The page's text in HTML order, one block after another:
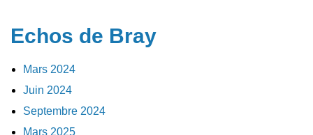
Echos de Bray
Mars 2024
Juin 2024
Septembre 2024
Mars 2025